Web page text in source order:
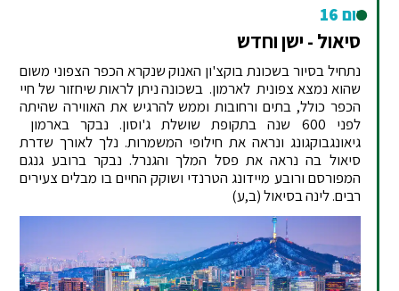
יום 16
סיאול - ישן וחדש
נתחיל בסיור בשכונת בוקצ'ון האנוק שנקרא הכפר הצפוני משום
שהוא נמצא צפונית לארמון. בשכונה ניתן לראות שיחזור של חיי
הכפר כולל, בתים ורחובות וממש להרגיש את האווירה שהיתה
לפני 600 שנה בתקופת שושלת ג'וסון. נבקר בארמון
גיאונגבוקגונג ונראה את חילופי המשמרות. נלך לאורך שדרת
סיאול בה נראה את פסל המלך והגנרל. נבקר ברובע גנגם
המפורסם ורובע מיידונג הטרנדי ושוקק החיים בו מבלים צעירים
רבים. לינה בסיאול (ב,ע)